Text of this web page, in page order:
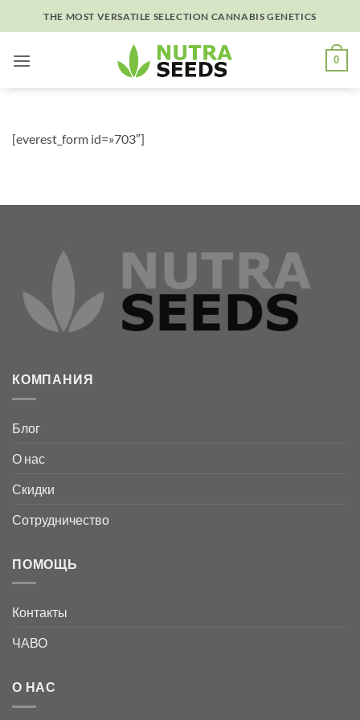
to
THE MOST VERSATILE SELECTION CANNABIS GENETICS
0
[everest_form id=»703″]
КОМПАНИЯ
Блог
О нас
Скидки
Сотрудничество
ПОМОЩЬ
Контакты
ЧАВО
О НАС